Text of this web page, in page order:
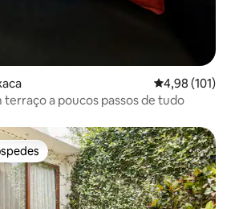
4,98 de uma
4,98 (101)
a poucos passos de tudo
dos hóspedes